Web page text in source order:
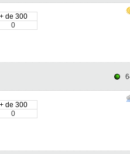
de 300
0
de 300
0